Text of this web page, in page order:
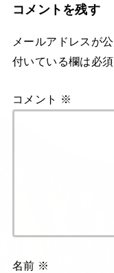
コメントを残す
メールアドレスが
付いている欄は必
コメント ※
名前 ※